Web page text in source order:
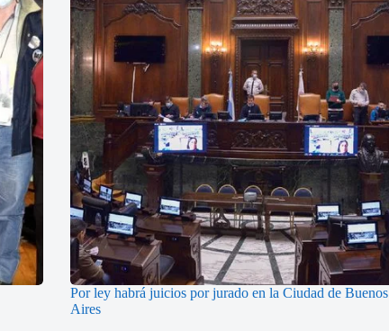
Por ley habrá juicios por jurado en la Ciudad de Buenos
Aires